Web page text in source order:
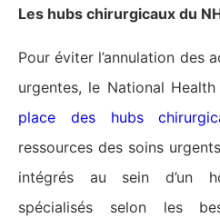
Les hubs chirurgicaux du
Pour éviter l’annulation des
urgentes, le National Health
place des hubs
ressources des soins
intégrés au sein d’un
spécialisés selon les